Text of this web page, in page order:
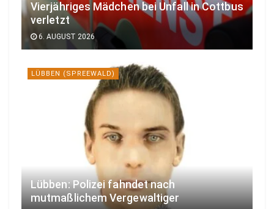
Vierjähriges Mädchen bei Unfall in Cottbus
verletzt
6. AUGUST 2026
LÜBBEN (SPREEWALD)
Lübben: Polizei fahndet nach
mutmaßlichem Vergewaltiger